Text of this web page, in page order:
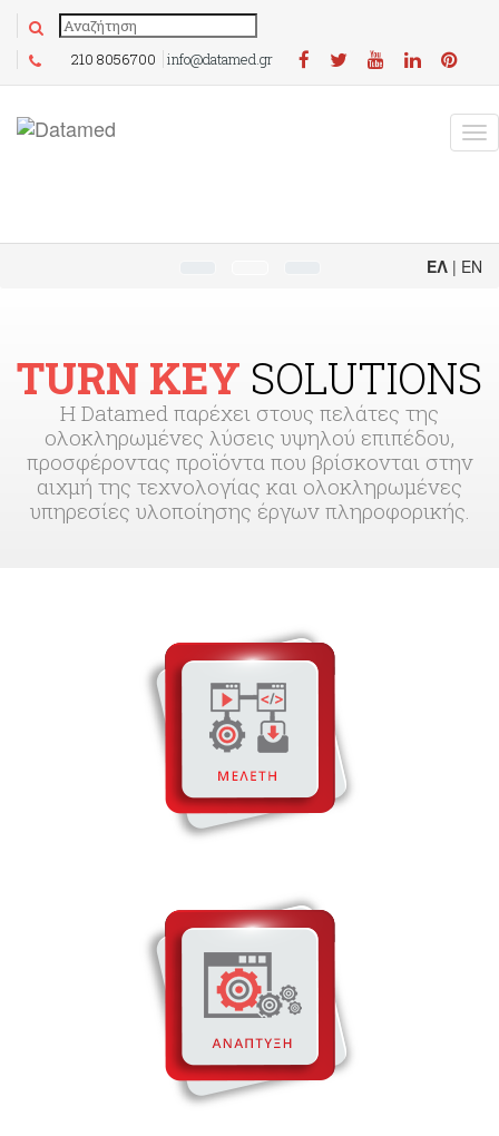
210 8056700 info@datamed.gr
ΕΛ | EN
TURN KEY SOLUTIONS
Η Datamed παρέχει στους πελάτες της
ολοκληρωμένες λύσεις υψηλού επιπέδου,
προσφέροντας προϊόντα που βρίσκονται στην
αιχμή της τεχνολογίας και ολοκληρωμένες
υπηρεσίες υλοποίησης έργων πληροφορικής.